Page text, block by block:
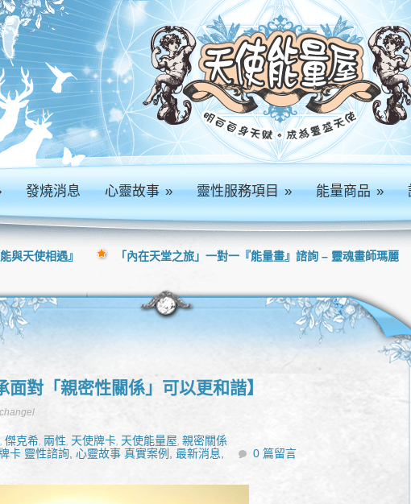
發燒消息 心靈故事» 靈性服務項目» 能量商品»
面對「親密性關係」可以更和諧】
, 傑克希, 兩性, 天使牌卡, 天使能量屋, 親密關係
卡 靈性諮詢, 心靈故事 真實案例, 最新消息, 0 篇留言
與天使相遇』 「內在天堂之旅」一對一『能量畫』諮詢 – 靈魂畫師瑪麗